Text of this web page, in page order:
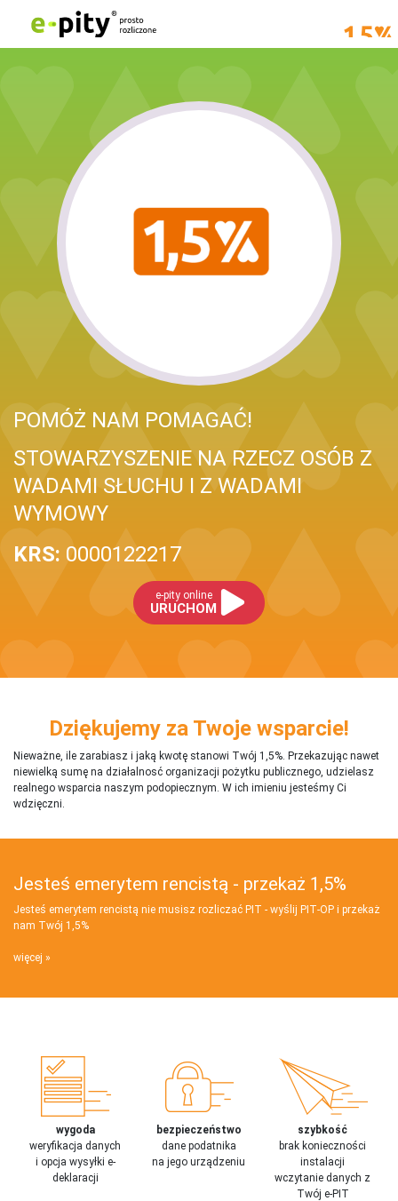
POMÓŻ NAM POMAGAĆ!
STOWARZYSZENIE NA RZECZ OSÓB Z
WADAMI SŁUCHU I Z WADAMI
WYMOWY
KRS: 0000122217
e-pity online
URUCHOM
Dziękujemy za Twoje wsparcie!
Nieważne, ile zarabiasz i jaką kwotę stanowi Twój 1,5%. Przekazując nawet
niewielką sumę na działalnosć organizacji pożytku publicznego, udzielasz
realnego wsparcia naszym podopiecznym. W ich imieniu jesteśmy Ci
wdzięczni.
Jesteś emerytem rencistą - przekaż 1,5%
Jesteś emerytem rencistą nie musisz rozliczać PIT - wyślij PIT‑OP i przekaż
nam Twój 1,5%
więcej
wygoda
weryfikacja danych
i opcja wysyłki e-
deklaracji
bezpieczeństwo
dane podatnika
na jego urządzeniu
szybkość
brak konieczności
instalacji
wczytanie danych z
Twój e-PIT